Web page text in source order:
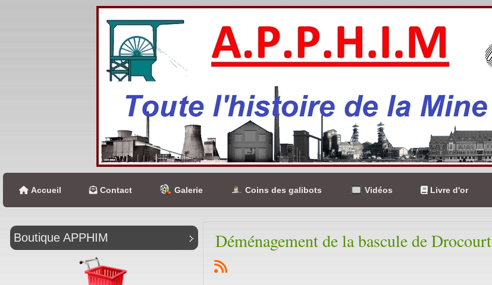
Accueil Contact Galerie Coins des galibots Vidéos Livre d'or
Boutique APPHIM Déménagement de la bascule de Drocourt